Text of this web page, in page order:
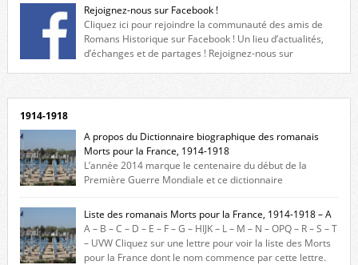
Rejoignez-nous sur Facebook !
Cliquez ici pour rejoindre la communauté des amis de
Romans Historique sur Facebook ! Un lieu d’actualités,
d’échanges et de partages ! Rejoignez-nous sur
1914-1918
A propos du Dictionnaire biographique des romanais
Morts pour la France, 1914-1918
L’année 2014 marque le centenaire du début de la
Première Guerre Mondiale et ce dictionnaire
biographique veut rendre hommage aux romanais Morts pour la
France durant ce conflit. La base de cette recherche historique est
constituée des noms gravés sur les plaques commémoratives de
l’Hôtel de Ville, du lycée du Dauphiné et du lycée Triboulet, […]
Liste des romanais Morts pour la France, 1914-1918 – A
A – B – C – D – E – F – G – HIJK – L – M – N – OPQ – R – S – T
– UVW Cliquez sur une lettre pour voir la liste des Morts
pour la France dont le nom commence par cette lettre.